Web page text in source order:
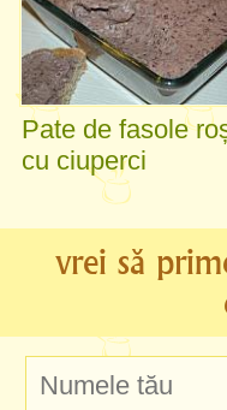
Pate de fasole
cu ciuperci
vrei să